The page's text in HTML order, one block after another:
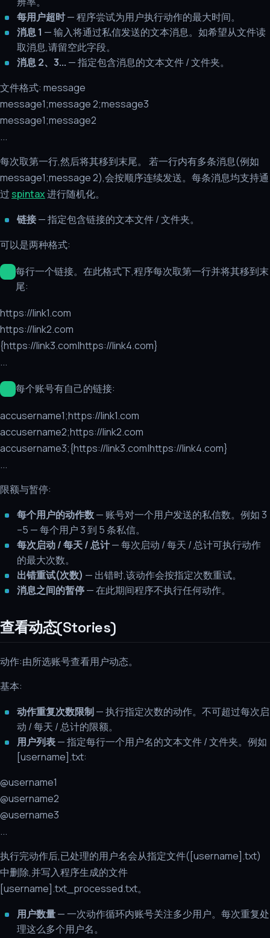
每用户超时— 程序尝试为用户执行动作的最大时间。
消息 1 — 输入将通过私信发送的文本消息。如希望从文件读
取消息,请留空此字段。
消息 2、3... — 指定包含消息的文本文件 / 文件夹。
文件格式: message
message1;message 2;message3
message1;message2
...
每次取第一行,然后将其移到末尾。 若一行内有多条消息(例如
message1;message 2),会按顺序连续发送。每条消息均支持通
过 spintax进行随机化。
链接— 指定包含链接的文本文件 / 文件夹。
可以是两种格式:
每行一个链接。在此格式下,程序每次取第一行并将其移到末
尾:
https://link1.com
https://link2.com
{https://link3.com|https://link4.com}
...
每个账号有自己的链接:
accusername1;https://link1.com
accusername2;https://link2.com
accusername3;{https://link3.com|https://link4.com}
...
限额与暂停:
每个用户的动作数— 账号对一个用户发送的私信数。例如 3
–5 — 每个用户 3 到 5 条私信。
每次启动 / 每天 / 总计— 每次启动 / 每天 / 总计可执行动作
的最大次数。
出错重试(次数) — 出错时,该动作会按指定次数重试。
消息之间的暂停— 在此期间程序不执行任何动作。
查看动态(Stories)
动作:由所选账号查看用户动态。
基本:
动作重复次数限制— 执行指定次数的动作。不可超过每次启
动 / 每天 / 总计的限额。
用户列表— 指定每行一个用户名的文本文件 / 文件夹。例如
[username].txt:
@username1
@username2
@username3
...
执行完动作后,已处理的用户名会从指定文件([username].txt)
中删除,并写入程序生成的文件
[username].txt_processed.txt。
用户数量— 一次动作循环内账号关注多少用户。每次重复处
理这么多个用户名。